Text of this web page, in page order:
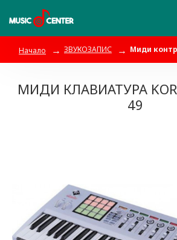
Начало ЗВУКОЗАПИС Миди
МИДИ КЛАВИАТУРА
49